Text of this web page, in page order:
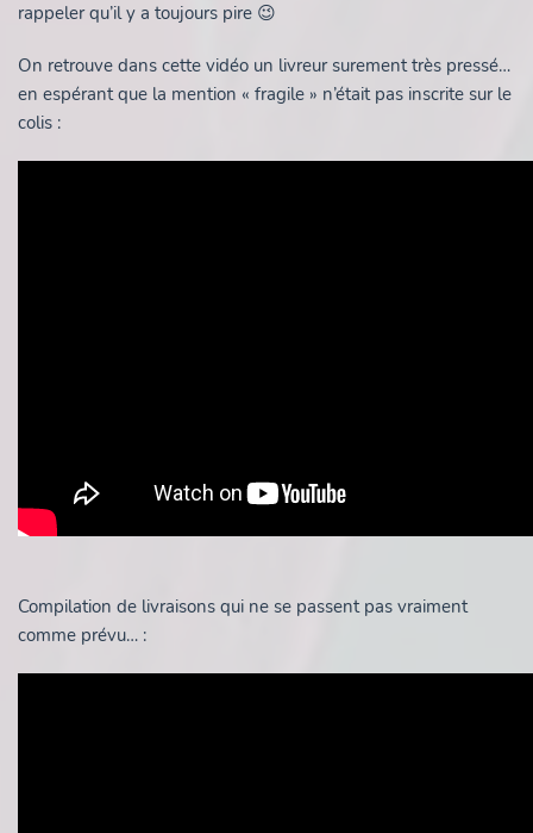
rappeler qu’il y a toujours pire 😉
On retrouve dans cette vidéo un livreur surement très pressé…
en espérant que la mention « fragile » n’était pas inscrite sur le
colis :
Compilation de livraisons qui ne se passent pas vraiment
comme prévu… :